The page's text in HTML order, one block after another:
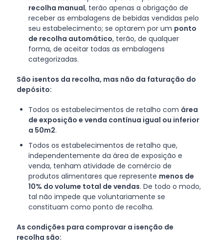
recolha manual, terão apenas a obrigação de
receber as embalagens de bebidas vendidas pelo
seu estabelecimento; se optarem por um ponto
de recolha automático, terão, de qualquer
forma, de aceitar todas as embalagens
categorizadas.
São isentos da recolha, mas não da faturação do
depósito:
Todos os estabelecimentos de retalho com área
de exposição e venda contínua igual ou inferior
a 50m2.
Todos os estabelecimentos de retalho que,
independentemente da área de exposição e
venda, tenham atividade de comércio de
produtos alimentares que represente menos de
10% do volume total de vendas. De todo o modo,
tal não impede que voluntariamente se
constituam como ponto de recolha.
As condições para comprovar a isenção de
recolha são: